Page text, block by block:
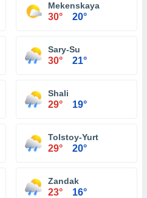
Mekenskaya
30° 20°
Sary-Su
30° 21°
Shali
29° 19°
Tolstoy-Yurt
29° 20°
Zandak
23° 16°